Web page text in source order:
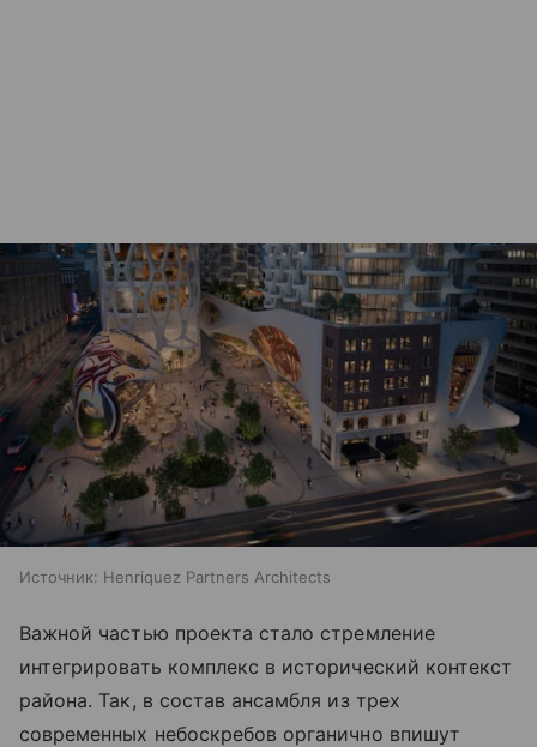
Источник: Henriquez Partners Architects
Важной частью проекта стало стремление
интегрировать комплекс в исторический контекст
района. Так, в состав ансамбля из трех
современных небоскребов органично впишут